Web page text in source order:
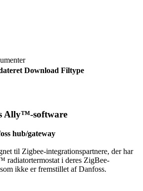
Download Filtype
Ally™-software
hub/gateway
til Zigbee-integrationspartnere, der har
radiatortermostat i deres ZigBee-
ikke er fremstillet af Danfoss.